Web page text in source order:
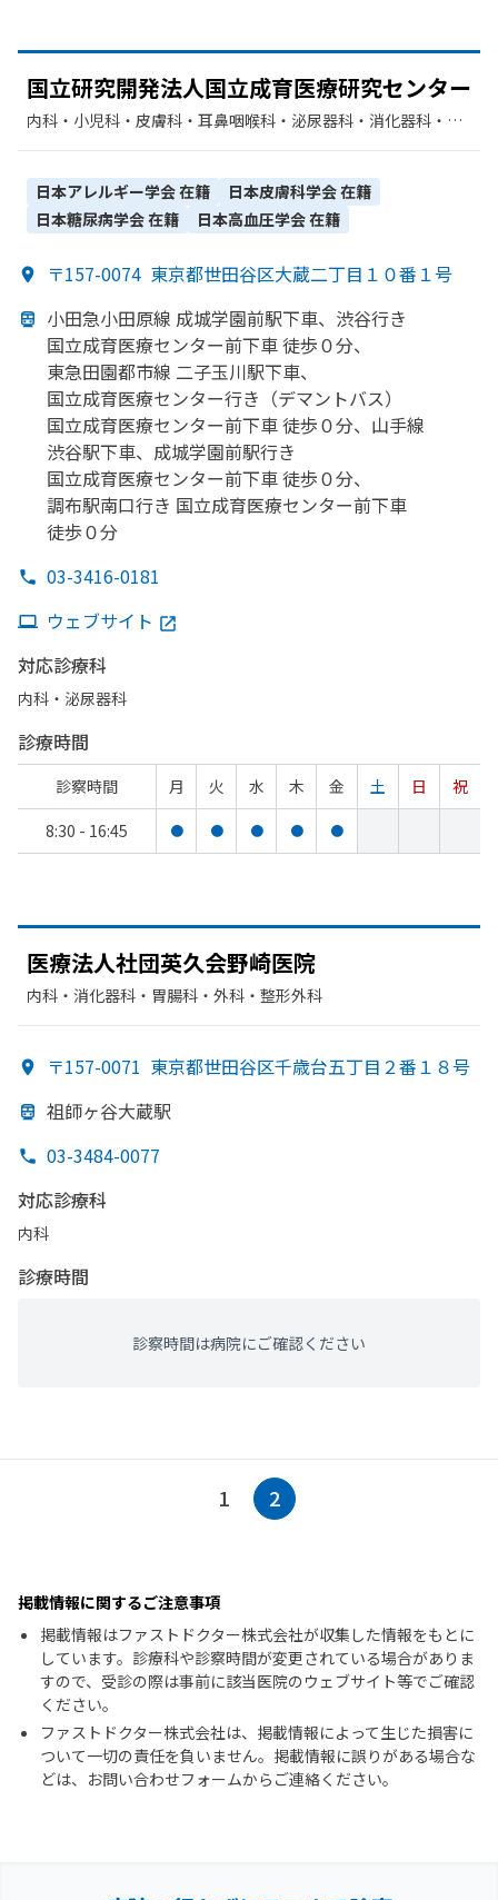
国立研究開発法人国立成育医療研究センター
内科・​小児科・​皮膚科・​耳鼻咽喉科・​泌尿器科・​消化器科・​呼
血管外科・​小児外科・​産婦人科・​臨床検査・病理診断・​眼科・​
麻酔科・​放射線科・​リウマチ科・​リハビリテーション・​歯科・​
矯正歯科・​小児歯科
日本アレルギー学会在籍 日本皮膚科学会在籍
日本糖尿病学会在籍 日本高血圧学会在籍
〒157-0074 東京都世田谷区大蔵二丁目１０番１号
小田急小田原線 成城学園前駅下車、 渋谷行き
国立成育医療センター前下車 徒歩０分、
東急田園都市線 二子玉川駅下車、
国立成育医療センター行き （デマントバス）
国立成育医療センター前下車 徒歩０分、 山手線
渋谷駅下車、 成城学園前駅行き
国立成育医療センター前下車 徒歩０分、
調布駅南口行き 国立成育医療センター前下車
徒歩０分
03-3416-0181
ウェブサイト
対応診療科
内科・​泌尿器科
診療時間
診察時間 月 火 水 木 金 土 日
祝
8:30 - 16:45
● ● ● ● ●
医療法人社団英久会野崎医院
内科・​消化器科・​胃腸科・​外科・​整形外科
〒157-0071 東京都世田谷区千歳台五丁目２番１８号
祖師ヶ谷大蔵駅
03-3484-0077
対応診療科
内科
診療時間
診察時間は病院にご確認ください
1 2
掲載情報に関するご注意事項
掲載情報はファストドクター株式会社が収集した情報をもとに
しています。診療科や診察時間が変更されている場合がありま
すので、受診の際は事前に該当医院のウェブサイト等でご確認
ください。
ファストドクター株式会社は、掲載情報によって生じた損害に
ついて一切の責任を負いません。掲載情報に誤りがある場合な
どは、お問い合わせフォームからご連絡ください。